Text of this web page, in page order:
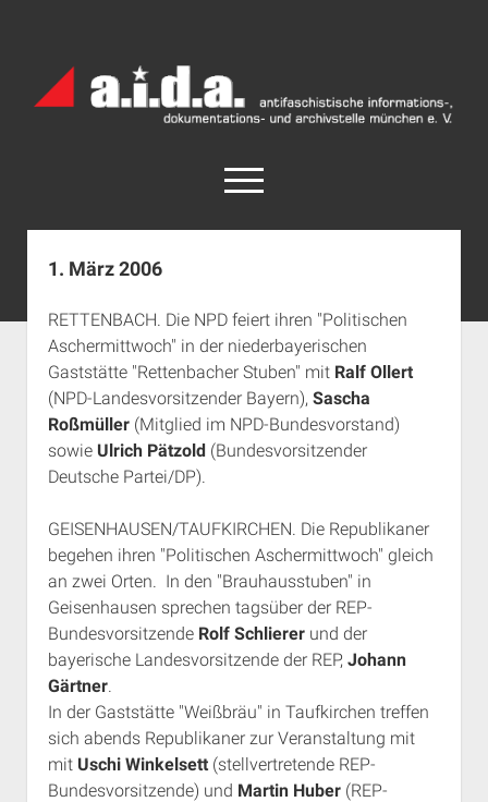
Archiv
München
open
menu
facebook
rss info@aida-archiv.de
Aktuelles
Termine
open
dropdown
menu
Antifaschistische Termine im Süden
Antifaschistische Termine in München
Rechte Termine im Süden
Chronologie
Das Archiv
open
dropdown
a.i.d.a. e. V. unterstützen
RSS-Feeds, Twitter & Facebook
Bibliothek
Kontakt & PGP-Key
1. März 2006
RETTENBACH. Die NPD feiert ihren "Politischen
Aschermittwoch" in der niederbayerischen
Gaststätte "Rettenbacher Stuben" mit Ralf Ollert
(NPD-Landesvorsitzender Bayern), Sascha
Roßmüller(Mitglied im NPD-Bundesvorstand)
sowie Ulrich Pätzold(Bundesvorsitzender
Deutsche Partei/DP).
GEISENHAUSEN/TAUFKIRCHEN. Die Republikaner
begehen ihren "Politischen Aschermittwoch" gleich
an zwei Orten. In den "Brauhausstuben" in
Geisenhausen sprechen tagsüber der REP-
Bundesvorsitzende Rolf Schlierer und der
bayerische Landesvorsitzende der REP, Johann
Gärtner.
In der Gaststätte "Weißbräu" in Taufkirchen treffen
sich abends Republikaner zur Veranstaltung mit
mit Uschi Winkelsett(stellvertretende REP-
Bundesvorsitzende) und Martin Huber(REP-